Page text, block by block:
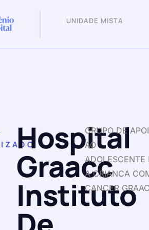
UNIDADE MISTA
Hospital
Graacc
Instituto
GRUPO DE
AO
ADOLESCENTE
A CRIANCA
CANCER GRAAC